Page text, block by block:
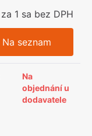
za 1 sa bez DPH
Na seznam
Na
objednání u
dodavatele